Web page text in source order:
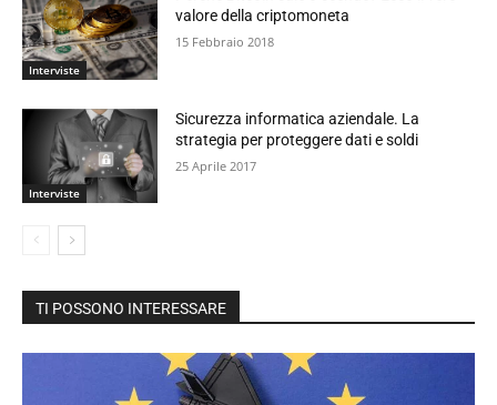
Interviste
valore della criptomoneta
15 Febbraio 2018
Interviste
Sicurezza informatica aziendale. La
strategia per proteggere dati e soldi
25 Aprile 2017
TI POSSONO INTERESSARE